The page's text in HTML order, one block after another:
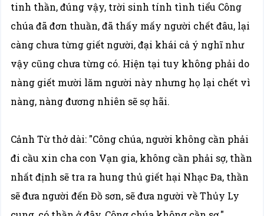
tinh thần, đúng vậy, trời sinh tính tình tiểu Công
chúa đã đơn thuần, đã thấy mấy người chết đâu, lại
càng chưa từng giết người, đại khái cả ý nghĩ như
vậy cũng chưa từng có. Hiện tại tuy không phải do
nàng giết mười lăm người này nhưng họ lại chết vì
nàng, nàng đương nhiên sẽ sợ hãi.
Cảnh Từ thở dài: "Công chúa, người không cần phải
đi cầu xin cha con Vạn gia, không cần phải sợ, thần
nhất định sẽ tra ra hung thủ giết hại Nhạc Đa, thần
sẽ đưa người đến Đồ sơn, sẽ đưa người về Thủy Ly